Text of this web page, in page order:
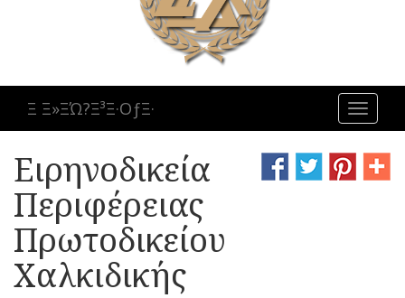
Toggle
Ξ Ξ»ΞΏ?Ξ³Ξ·ΟƒΞ·
Ειρηνοδικεία
Περιφέρειας
Πρωτοδικείου
Χαλκιδικής